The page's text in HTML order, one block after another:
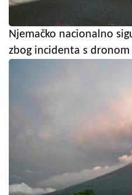
Njemačko nacionalno
zbog incidenta s dronom